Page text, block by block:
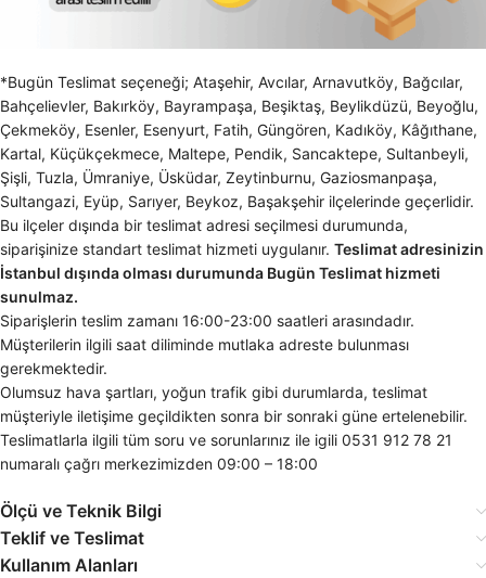
*Bugün Teslimat seçeneği; Ataşehir, Avcılar, Arnavutköy, Bağcılar,
Bahçelievler, Bakırköy, Bayrampaşa, Beşiktaş, Beylikdüzü, Beyoğlu,
Çekmeköy, Esenler, Esenyurt, Fatih, Güngören, Kadıköy, Kâğıthane,
Kartal, Küçükçekmece, Maltepe, Pendik, Sancaktepe, Sultanbeyli,
Şişli, Tuzla, Ümraniye, Üsküdar, Zeytinburnu, Gaziosmanpaşa,
Sultangazi, Eyüp, Sarıyer, Beykoz, Başakşehir ilçelerinde geçerlidir.
Bu ilçeler dışında bir teslimat adresi seçilmesi durumunda,
siparişinize standart teslimat hizmeti uygulanır. Teslimat adresinizin
İstanbul dışında olması durumunda Bugün Teslimat hizmeti
sunulmaz.
Siparişlerin teslim zamanı 16:00-23:00 saatleri arasındadır.
Müşterilerin ilgili saat diliminde mutlaka adreste bulunması
gerekmektedir.
Olumsuz hava şartları, yoğun trafik gibi durumlarda, teslimat
müşteriyle iletişime geçildikten sonra bir sonraki güne ertelenebilir.
Teslimatlarla ilgili tüm soru ve sorunlarınız ile igili 0531 912 78 21
numaralı çağrı merkezimizden 09:00 – 18:00
Ölçü ve Teknik Bilgi
Teklif ve Teslimat
Kullanım Alanları